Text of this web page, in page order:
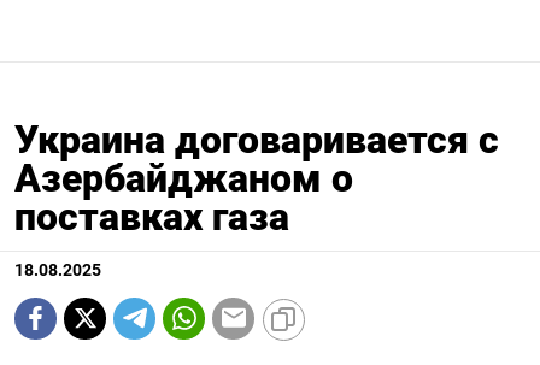
Украина договаривается с
Азербайджаном о
поставках газа
18.08.2025